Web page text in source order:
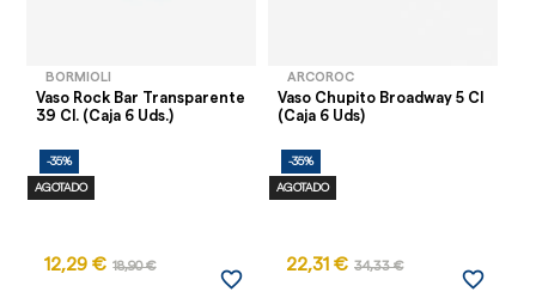
BORMIOLI
Vaso Rock Bar Transparente
39 Cl. (Caja 6 Uds.)
-35%
AGOTADO
12,29 € 18,90 €
favorite_border
ARCOROC
Vaso Chupito Broadway 5 Cl
(Caja 6 Uds)
-35%
AGOTADO
22,31 € 34,33 €
favorite_border